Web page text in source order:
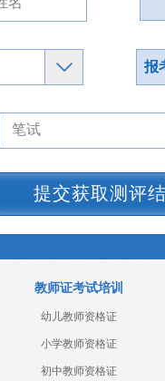
报
提交获取测评
教师证考试培训
幼儿教师资格证
小学教师资格证
初中教师资格证